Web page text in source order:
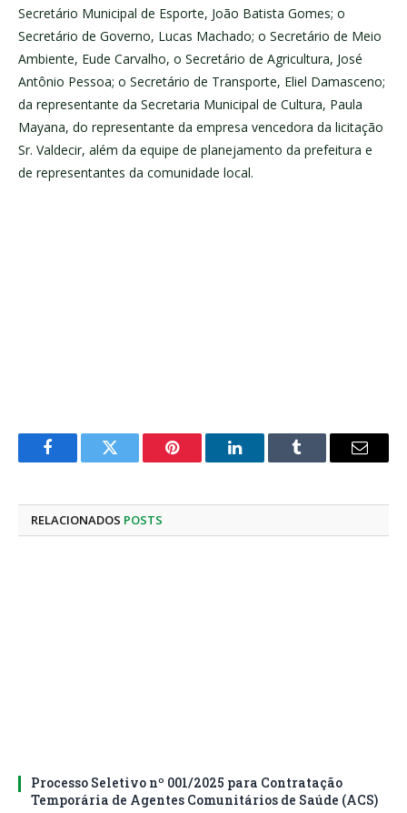
Secretário Municipal de Esporte, João Batista Gomes; o
Secretário de Governo, Lucas Machado; o Secretário de Meio
Ambiente, Eude Carvalho, o Secretário de Agricultura, José
Antônio Pessoa; o Secretário de Transporte, Eliel Damasceno;
da representante da Secretaria Municipal de Cultura, Paula
Mayana, do representante da empresa vencedora da licitação
Sr. Valdecir, além da equipe de planejamento da prefeitura e
de representantes da comunidade local.
FacebookTwitter Pinterest LinkedInTumblr
E-
RELACIONADOS POSTS
Processo Seletivo nº 001/2025 para Contratação
Temporária de Agentes Comunitários de Saúde (ACS)